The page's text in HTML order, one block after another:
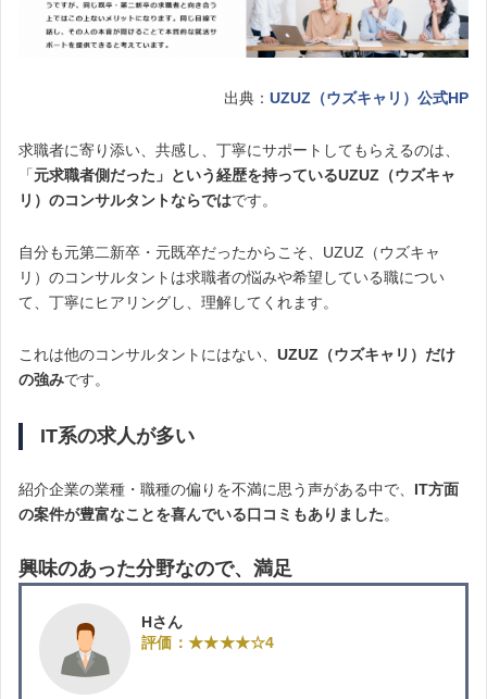
出典： UZUZ（ウズキャリ）公式HP
求職者に寄り添い、共感し、丁寧にサポートしてもらえるのは、
「元求職者側だった」という経歴を持っているUZUZ（ウズキャ
リ）のコンサルタントならではです。
自分も元第二新卒・元既卒だったからこそ、UZUZ（ウズキャ
リ）のコンサルタントは求職者の悩みや希望している職につい
て、丁寧にヒアリングし、理解してくれます。
これは他のコンサルタントにはない、 UZUZ（ウズキャリ）だけ
の強みです。
IT系の求人が多い
紹介企業の業種・職種の偏りを不満に思う声がある中で、 IT方面
の案件が豊富なことを喜んでいる口コミもありました。
興味のあった分野なので、満足
Hさん
評価：★★★★☆4